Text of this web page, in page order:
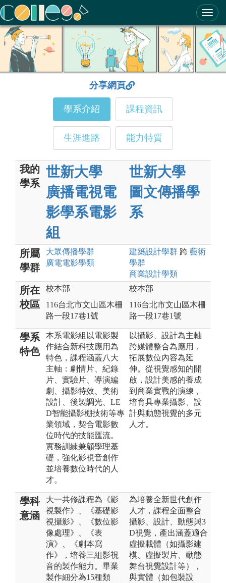
ColleGo! 大學選才與高中育才輔助系統
分享網頁
學系介紹 課程資訊
生涯進路 能力特質
我的
學系
世新大學
廣播電視電
影學系電影
組
世新大學
圖文傳播學
系
所屬
學群
大眾傳播學群
廣電電影學類
建築設計學群 跨 藝術
學群
商業設計學類
所在
校區
校本部
116台北市文山區木柵
路一段17巷1號
校本部
116台北市文山區木柵
路一段17巷1號
學系
特色
本系電影組以電影製
作結合新科技應用為
特色，課程涵蓋八大
主軸：劇情片、紀錄
片、實驗片、導演編
劇、攝影特效、美術
設計、後製調光、LE
D智能攝影棚技術等專
業領域，契合電影數
位時代的技能匯流。
實務訓練兼顧學理基
礎，強化影視音創作
並培養數位時代的人
才。
以攝影、設計為主軸​
跨媒體整合為應用，
拓展數位內容為延
伸。從視覺感知的開
啟，設計美感的養成
到商業實戰的演練，
培育具專業攝影、設
計與動態視覺的多元
人才。
學科
意涵
大一共修課程為《影
視製作》、《基礎影
視攝影》、《數位影
像處理》、《表
演》、《劇本寫
作》，培養三組影視
音的製作能力。畢業
製作細分為15種類
為培養全新世代創作
人才，課程全面整合
攝影、設計、動態與3
D視覺，產出涵蓋適合
虛擬載體（如攝影建
模、虛擬製片、動態
舞台視覺設計等），
與實體（如包裝設